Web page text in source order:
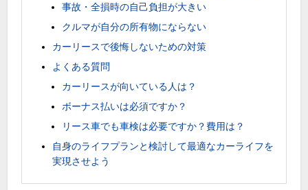
事故・全損時の自己負担が大きい
クルマが自分の所有物にならない
カーリースで後悔しないための対策
よくある質問
カーリースが向いている人は？
ボーナス払いは必須ですか？
リース車でも車検は必要ですか？費用は？
自身のライフプランと検討して最適なカーライフを
実現させよう